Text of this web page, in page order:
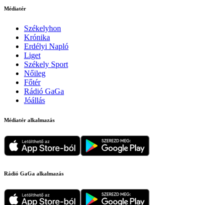
Médiatér
Székelyhon
Krónika
Erdélyi Napló
Liget
Székely Sport
Nőileg
Főtér
Rádió GaGa
Jóállás
Médiatér alkalmazás
Rádió GaGa alkalmazás